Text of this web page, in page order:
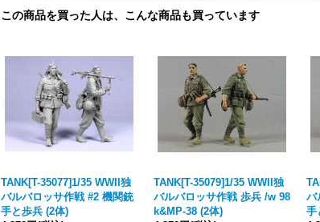
この商品を買った人は、こんな商品も買っています
TANK[T-35077]1/35 WWII独
バルバロッサ作戦 #2 機関銃
手と歩兵 (2体)
TANK[T-35079]1/35 WWII独
バルバロッサ作戦 歩兵 /w 98
k&MP-38 (2体)
バ
手